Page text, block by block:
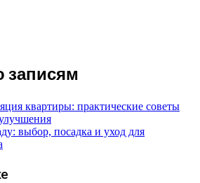
записям
квартиры: практические советы
выбор, посадка и уход для